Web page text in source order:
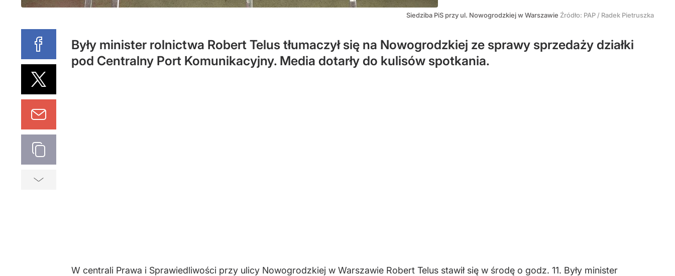
Siedziba PiS przy ul. Nowogrodzkiej w Warszawie Źródło: PAP / Radek Pietruszka
Były minister rolnictwa Robert Telus tłumaczył się na Nowogrodzkiej ze sprawy sprzedaży działki
pod Centralny Port Komunikacyjny. Media dotarły do kulisów spotkania.
W centrali Prawa i Sprawiedliwości przy ulicy Nowogrodzkiej w Warszawie Robert Telus stawił się w środę o godz. 11. Były minister